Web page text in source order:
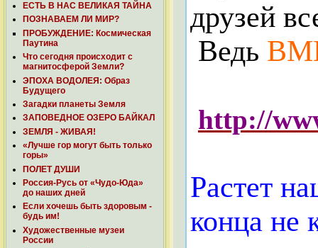
ЕСТЬ В НАС ВЕЛИКАЯ ТАЙНА
ПОЗНАВАЕМ ЛИ МИР?
ПРОБУЖДЕНИЕ: Космическая
Паутина
Что сегодня происходит с
магнитосферой Земли?
ЭПОХА ВОДОЛЕЯ: Образ
Будущего
Загадки планеты Земля
ЗАПОВЕДНОЕ ОЗЕРО БАЙКАЛ
ЗЕМЛЯ - ЖИВАЯ!
«Лучше гор могут быть только
горы»
ПОЛЕТ ДУШИ
Россия-Русь от «Чудо-Юда»
до наших дней
Если хочешь быть здоровым -
будь им!
Художественные музеи
России
друзей
Ведь
http://
Растет
конца не